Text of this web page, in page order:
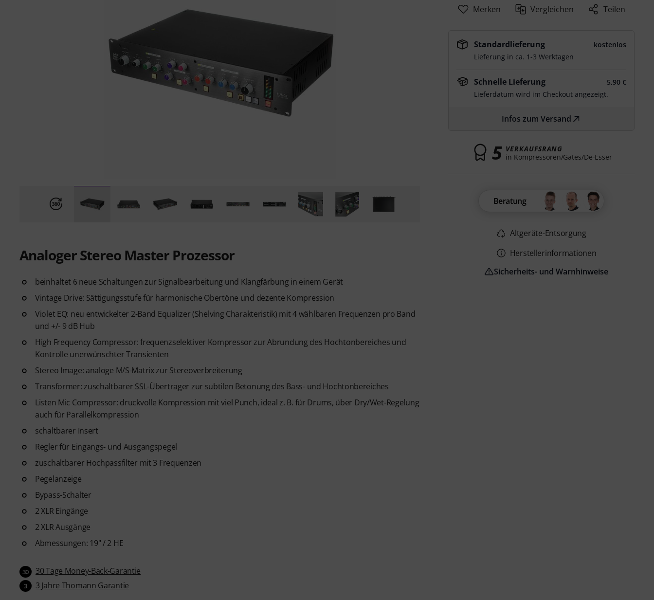
Analoger Stereo Master Prozessor
beinhaltet 6 neue Schaltungen zur Signalbearbeitung und Klangfärbung in einem Gerät
Vintage Drive: Sättigungsstufe für harmonische Obertöne und dezente Kompression
Violet EQ: neu entwickelter 2-Band Equalizer (Shelving Charakteristik) mit 4 wählbaren Frequenzen pro Band
und +/- 9 dB Hub
High Frequency Compressor: frequenzselektiver Kompressor zur Abrundung des Hochtonbereiches und
Kontrolle unerwünschter Transienten
Stereo Image: analoge M/S-Matrix zur Stereoverbreiterung
Transformer: zuschaltbarer SSL-Übertrager zur subtilen Betonung des Bass- und Hochtonbereiches
Listen Mic Compressor: druckvolle Kompression mit viel Punch, ideal z. B. für Drums, über Dry/Wet-Regelung
auch für Parallelkompression
schaltbarer Insert
Regler für Eingangs- und Ausgangspegel
zuschaltbarer Hochpassfilter mit 3 Frequenzen
Pegelanzeige
Bypass-Schalter
2 XLR Eingänge
2 XLR Ausgänge
Abmessungen: 19" / 2 HE
30 30 Tage Money-Back-Garantie
3 3 Jahre Thomann Garantie
Merken Vergleichen Teilen
Standardlieferung
kostenlos
Lieferung in ca. 1-3 Werktagen
Schnelle Lieferung
5,90 €
Lieferdatum wird im Checkout angezeigt.
Infos zum Versand
5 VERKAUFSRANG
in Kompressoren/Gates/De-Esser
Beratung
Altgeräte-Entsorgung
Herstellerinformationen
Sicherheits- und Warnhinweise